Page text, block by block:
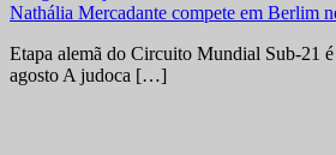
Nathália Mercadante compete em Berlim
Etapa alemã do Circuito Mundial Sub-21
agosto A judoca […]